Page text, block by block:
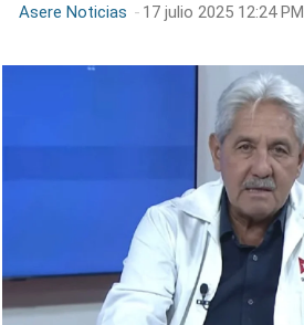
Asere Noticias - 17 julio 2025 12:24 PM